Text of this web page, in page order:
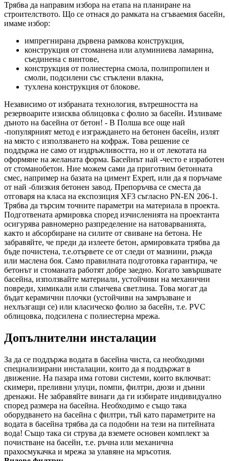
Трябва да направим избора на етапа на планиране на
строителството. Що се отнася до рамката на сгъваемия басейн,
имаме избор:
импрегнирана дървена рамкова конструкция,
конструкция от стоманена или алуминиева ламарина,
съединена с винтове,
конструкция от полиестерна смола, полипропилен и
смоли, подсилени със стъклени влакна,
тухлена конструкция от блокове.
Независимо от избраната технология, вътрешността на
резервоарите изисква облицовка с фолио за басейн. Изливаме
дъното на басейна от бетон! - В Полша все още най
-популярният метод е изграждането на бетонен басейн, излят
на място с използването на кофраж. Това решение се
поддържа не само от издръжливостта, но и от лекотата на
оформяне на желаната форма. Басейнът най -често е изработен
от стоманобетон. Ние можем сами да приготвим бетонната
смес, например на базата на цимент Expert, или да я поръчаме
от най -близкия бетонен завод. Препоръчва се сместа да
отговаря на класа на експозиция XF3 съгласно PN-EN 206-1.
Трябва да търсим точните параметри на материала в проекта.
Подготвената армировка според изчисленията на проектанта
осигурява равномерно разпределение на натоварванията,
както и абсорбиране на силите от свиване на бетона. Не
забравяйте, че преди да излеете бетон, армировката трябва да
бъде почистена, т.е.отървете се от следи от мазнини, ръжда
или маслена боя. Само правилната подготовка гарантира, че
бетонът и стоманата работят добре заедно. Когато завършвате
басейна, използвайте материали, устойчиви на механични
повреди, химикали или слънчева светлина. Това могат да
бъдат керамични плочки (устойчиви на замръзване и
нехлъзгащи се) или класическо фолио за басейн, т.е. PVC
облицовка, подсилена с полиестерна мрежа.
Допълнителни инсталации
За да се поддържа водата в басейна чиста, са необходими
специализирани инсталации, които да я поддържат в
движение. На пазара има готови системи, които включват:
скимери, преливни улуци, помпи, филтри, дюзи и дънни
дренажи. Не забравяйте винаги да ги избирате индивидуално
според размера на басейна. Необходимо е също така
оборудването на басейна с филтри, тъй като параметрите на
водата в басейна трябва да са подобни на тези на питейната
вода! Също така си струва да вземете основен комплект за
почистване на басейн, т.е. ръчна или механична
прахосмукачка и мрежа за улавяне на мръсотия.